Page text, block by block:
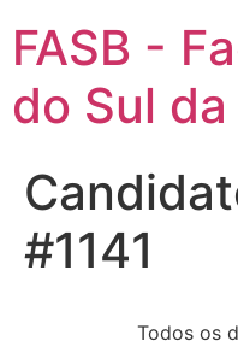
FASB -
do Sul da
#1141
Todos os